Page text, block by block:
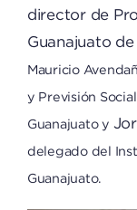
director de
Guanajuato
Mauricio
y Previsión
Guanajuato y
delegado del
Guanajuato.